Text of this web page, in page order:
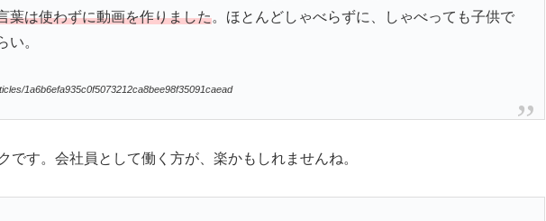
葉は使わずに動画を作りました。ほとんどしゃべらずに、しゃべっても子供で
い。
1a6b6efa935c0f5073212ca8bee98f35091caead
です。会社員として働く方が、楽かもしれませんね。